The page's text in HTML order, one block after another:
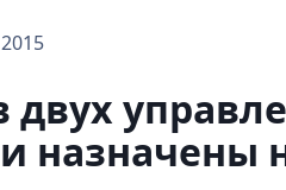
двух
назначены